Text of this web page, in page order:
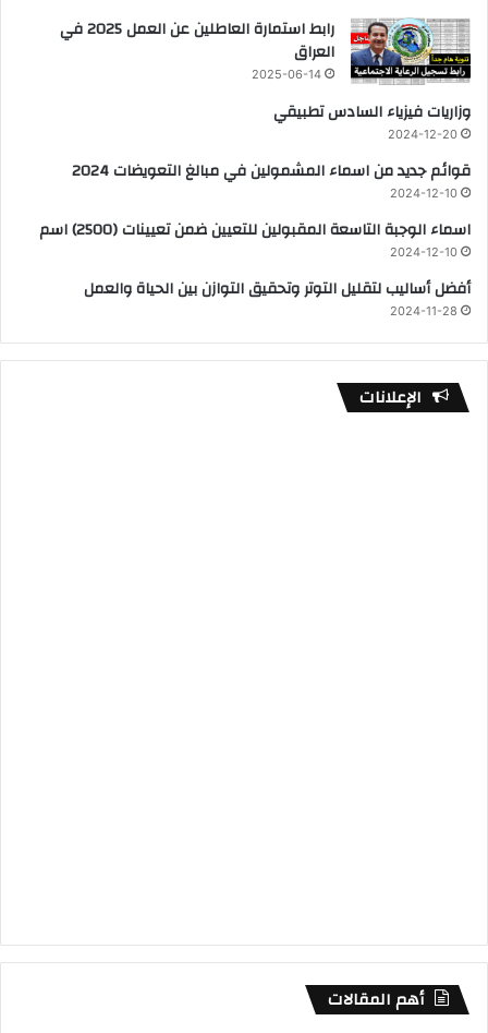
رابط استمارة العاطلين عن العمل 2025 في
العراق
2025-06-14
وزاريات فيزياء السادس تطبيقي
2024-12-20
قوائم جديد من اسماء المشمولين في مبالغ التعويضات 2024
2024-12-10
اسماء الوجبة التاسعة المقبولين للتعيين ضمن تعيينات (2500) اسم
2024-12-10
أفضل أساليب لتقليل التوتر وتحقيق التوازن بين الحياة والعمل
2024-11-28
الإعلانات
أهم المقالات